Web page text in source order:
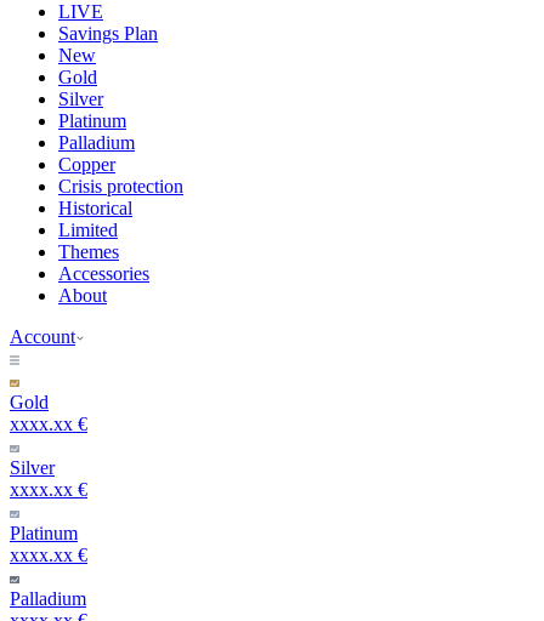
LIVE
Savings Plan
New
Gold
Silver
Platinum
Palladium
Copper
Crisis protection
Historical
Limited
Themes
Accessories
About
Account
Gold
xxxx.xx €
Silver
xxxx.xx €
Platinum
xxxx.xx €
Palladium